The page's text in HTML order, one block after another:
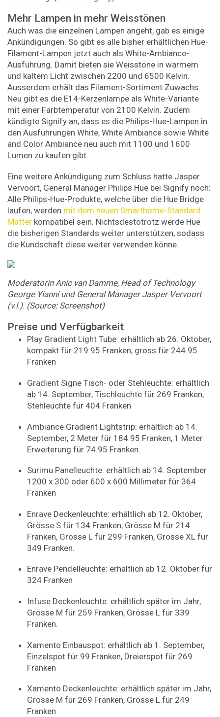
Mehr Lampen in mehr Weisstönen
Auch was die einzelnen Lampen angeht, gab es einige
Ankündigungen. So gibt es alle bisher erhältlichen Hue-
Filament-Lampen jetzt auch als White-Ambiance-
Ausführung. Damit bieten sie Weisstöne in warmem
und kaltem Licht zwischen 2200 und 6500 Kelvin.
Ausserdem erhält das Filament-Sortiment Zuwachs.
Neu gibt es die E14-Kerzenlampe als White-Variante
mit einer Farbtemperatur von 2100 Kelvin. Zudem
kündigte Signify an, dass es die Philips-Hue-Lampen in
den Ausführungen White, White Ambiance sowie White
and Color Ambiance neu auch mit 1100 und 1600
Lumen zu kaufen gibt.
Eine weitere Ankündigung zum Schluss hatte Jasper
Vervoort, General Manager Philips Hue bei Signify noch:
Alle Philips-Hue-Produkte, welche über die Hue Bridge
laufen, werden mit dem neuen Smarthome-Standard
Matter kompatibel sein. Nichtsdestotrotz werde Hue
die bisherigen Standards weiter unterstützen, sodass
die Kundschaft diese weiter verwenden könne.
Moderatorin Anic van Damme, Head of Technology
George Yianni und General Manager Jasper Vervoort
(v.l.). (Source: Screenshot)
Preise und Verfügbarkeit
Play Gradient Light Tube: erhältlich ab 26. Oktober,
kompakt für 219.95 Franken, gross für 244.95
Franken
Gradient Signe Tisch- oder Stehleuchte: erhältlich
ab 14. September, Tischleuchte für 269 Franken,
Stehleuchte für 404 Franken
Ambiance Gradient Lightstrip: erhältlich ab 14.
September, 2 Meter für 184.95 Franken, 1 Meter
Erweiterung für 74.95 Franken.
Surimu Panelleuchte: erhältlich ab 14. September
1200 x 300 oder 600 x 600 Millimeter für 364
Franken
Enrave Deckenleuchte: erhältlich ab 12. Oktober,
Grösse S für 134 Franken, Grösse M für 214
Franken, Grösse L für 299 Franken, Grösse XL für
349 Franken.
Enrave Pendelleuchte: erhältlich ab 12. Oktober für
324 Franken
Infuse Deckenleuchte: erhältlich später im Jahr,
Grösse M für 259 Franken, Grösse L für 339
Franken.
Xamento Einbauspot: erhältlich ab 1. September,
Einzelspot für 99 Franken, Dreierspot für 269
Franken
Xamento Deckenleuchte: erhältlich später im Jahr,
Grösse M für 269 Franken, Grösse L für 249
Franken